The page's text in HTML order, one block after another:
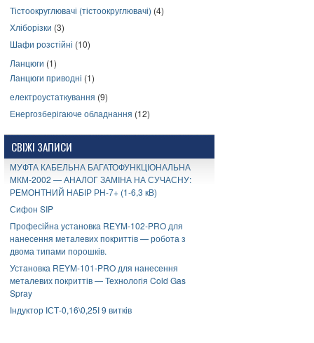
Тістоокруглювачі (тістоокруглювачі) (4)
Хліборізки (3)
Шафи розстійні (10)
Ланцюги (1)
Ланцюги приводні (1)
електроустаткування (9)
Енергозберігаюче обладнання (12)
СВІЖІ ЗАПИСИ
МУФТА КАБЕЛЬНА БАГАТОФУНКЦІОНАЛЬНА
МКМ-2002 — АНАЛОГ ЗАМІНА НА СУЧАСНУ:
РЕМОНТНИЙ НАБІР РН-7+ (1-6,3 кВ)
Сифон SIP
Професійна установка REYM-102-PRO для
нанесення металевих покриттів — робота з
двома типами порошків.
Установка REYM-101-PRO для нанесення
металевих покриттів — Технологія Cold Gas
Spray
Індуктор ІСТ-0,16\0,25І 9 витків